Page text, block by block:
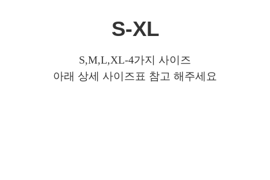
S-XL
S,M,L,XL-4가지 사이즈
아래 상세 사이즈표 참고 해주세요